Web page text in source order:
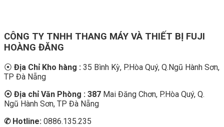
CÔNG TY TNHH THANG MÁY VÀ THIẾT BỊ FUJI
HOÀNG ĐĂNG
⦿ Địa Chỉ Kho hàng : 35 Bình Kỳ, P.Hòa Quý, Q.Ngũ Hành Sơn,
TP Đà Nẵng
⦿ Địa chỉ Văn Phòng : 387 Mai Đăng Chơn, P.Hòa Quý, Q.
Ngũ Hành Sơn, TP Đà Nẵng
✆Hotline: 0886.135.235